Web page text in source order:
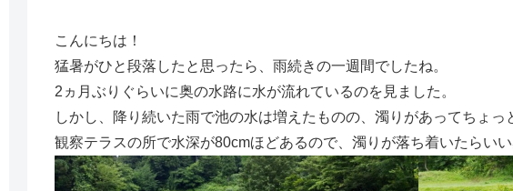
こんにちは！
猛暑がひと段落したと思ったら、雨続きの一週間でしたね。
2ヵ月ぶりぐらいに奥の水路に水が流れているのを見ました。
しかし、降り続いた雨で池の水は増えたものの、濁りがあってちょっ
観察テラスの所で水深が80cmほどあるので、濁りが落ち着いたらいい